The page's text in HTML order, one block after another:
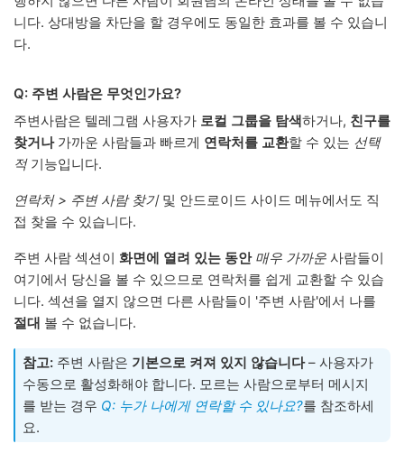
니다. 상대방을 차단을 할 경우에도 동일한 효과를 볼 수 있습니
다.
Q: 주변 사람은 무엇인가요?
주변사람은 텔레그램 사용자가 로컬 그룹을 탐색하거나, 친구를
찾거나가까운 사람들과 빠르게 연락처를 교환할 수 있는 선택
적기능입니다.
연락처 > 주변 사람 찾기및 안드로이드 사이드 메뉴에서도 직
접 찾을 수 있습니다.
주변 사람 섹션이 화면에 열려 있는 동안 매우 가까운 사람들이
여기에서 당신을 볼 수 있으므로 연락처를 쉽게 교환할 수 있습
니다. 섹션을 열지 않으면 다른 사람들이 '주변 사람'에서 나를
절대 볼 수 없습니다.
참고: 주변 사람은 기본으로 켜져 있지 않습니다– 사용자가
수동으로 활성화해야 합니다. 모르는 사람으로부터 메시지
를 받는 경우 Q: 누가 나에게 연락할 수 있나요?를 참조하세
요.